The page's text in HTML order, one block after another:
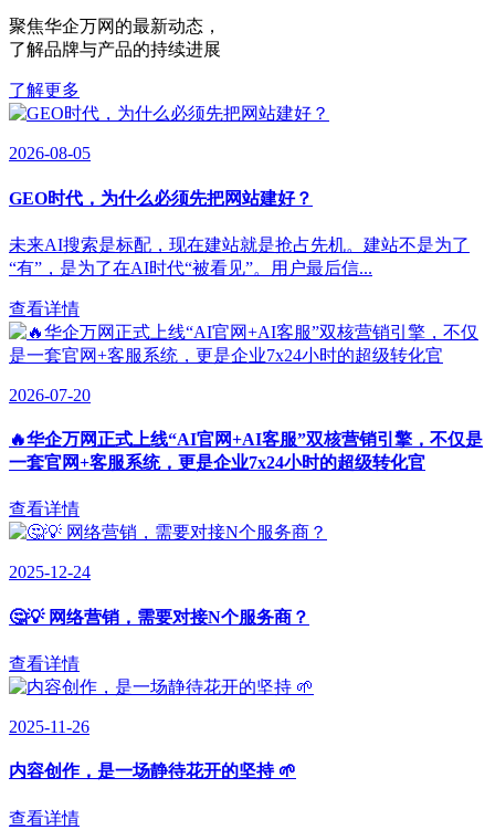
聚焦华企万网的最新动态 ，
了解品牌与产品的持续进展
了解更多
2026-08-05
GEO时代，为什么必须先把网站建好？
未来AI搜索是标配，现在建站就是抢占先机。建站不是为了
“有”，是为了在AI时代“被看见”。用户最后信...
查看详情
2026-07-20
🔥华企万网正式上线“AI官网+AI客服”双核营销引擎，不仅是
一套官网+客服系统，更是企业7x24小时的超级转化官
查看详情
2025-12-24
🤔💡 网络营销，需要对接N个服务商？
查看详情
2025-11-26
内容创作，是一场静待花开的坚持 🌱
查看详情